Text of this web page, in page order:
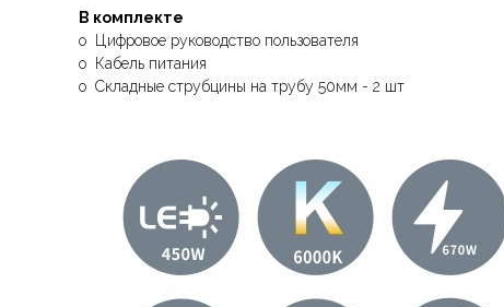
В комплекте
o Цифровое руководство пользователя
o Кабель питания
o Складные струбцины на трубу 50мм - 2 шт